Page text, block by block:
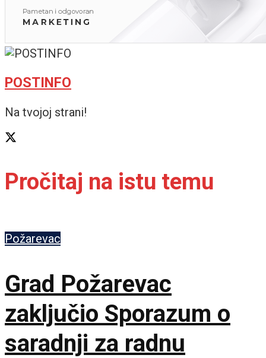
POSTINFO
Na tvojoj strani!
Pročitaj na istu temu
Požarevac
Grad Požarevac
zaključio Sporazum o
saradnji za radnu